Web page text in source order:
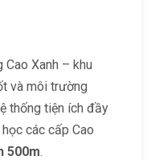
Xanh – khu
và môi trường
thống tiện ích đầy
các cấp Cao
500m.